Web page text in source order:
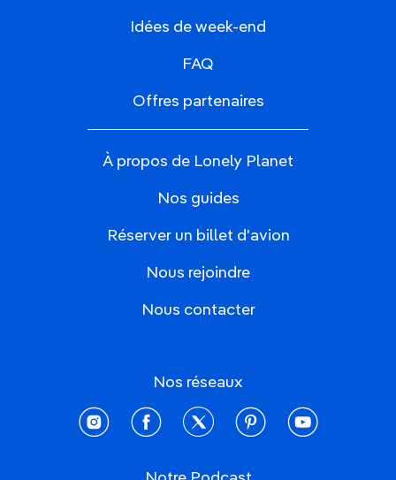
Idées de week-end
FAQ
Offres partenaires
À propos de Lonely Planet
Nos guides
Réserver un billet d'avion
Nous rejoindre
Nous contacter
Nos réseaux
instagramfacebooktwitter pinterestyoutube